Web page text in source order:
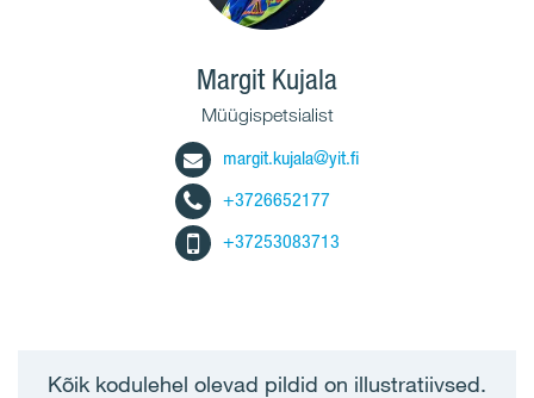
Margit Kujala
Müügispetsialist
margit.kujala@yit.fi
+3726652177
+37253083713
Kõik kodulehel olevad pildid on illustratiivsed.